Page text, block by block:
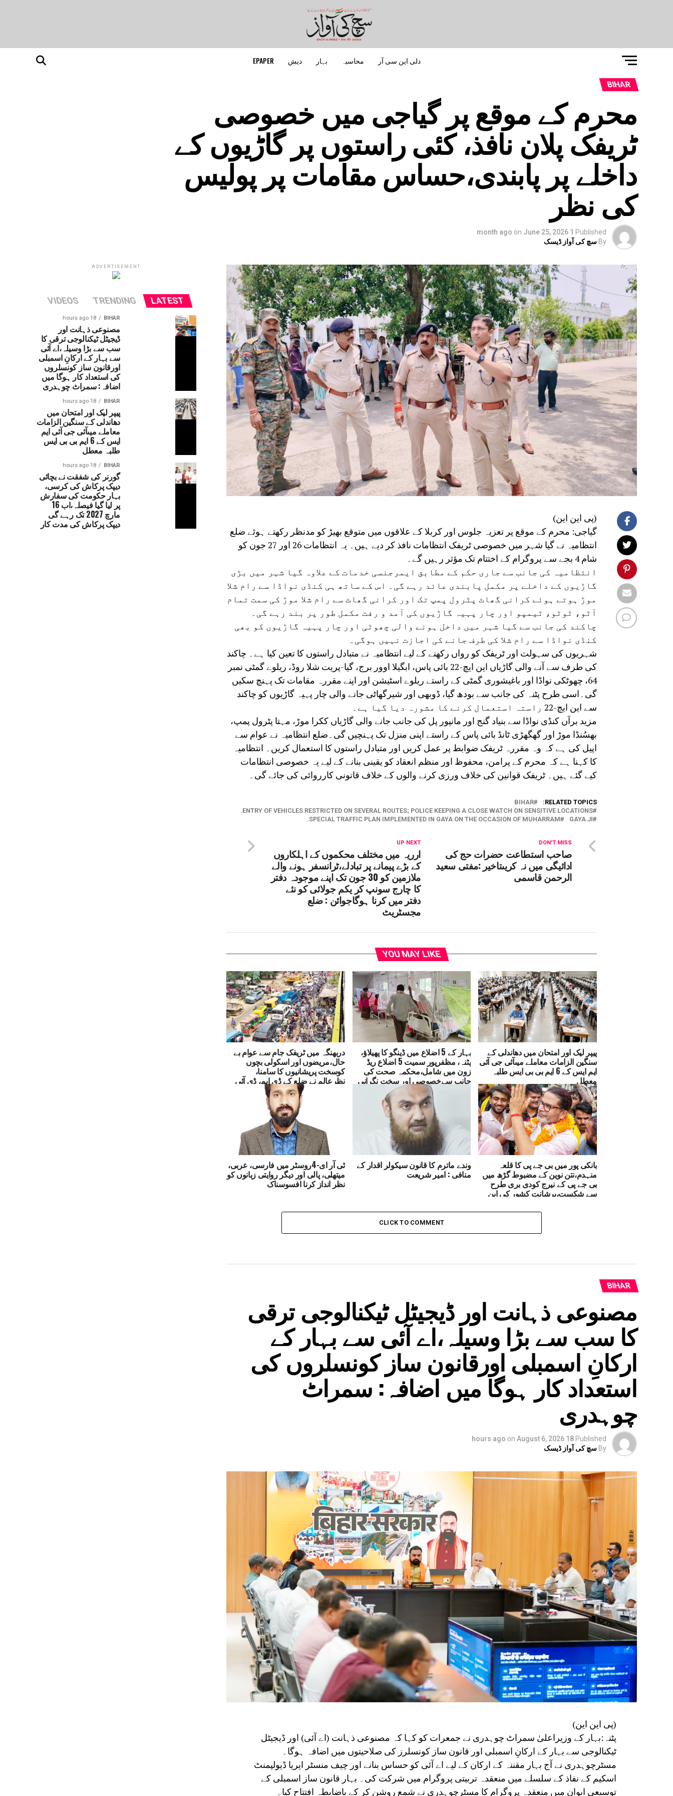
دلی این سی آر محاسبہ بہار دیش EPAPER
BIHAR
محرم کے موقع پر گیاجی میں خصوصی
ٹریفک پلان نافذ، کئی راستوں پر گاڑیوں کے
داخلے پر پابندی،حساس مقامات پر پولیس
کی نظر
Published
1 month ago
on June 25, 2026
By سچ کی آواز ڈیسک
(پی این این)
گیاجی: محرم کے موقع پر تعزیہ جلوس اور کربلا کے علاقوں میں متوقع بھیڑ کو مدنظر رکھتے ہوئے ضلع
انتظامیہ نے گیا شہر میں خصوصی ٹریفک انتظامات نافذ کر دیے ہیں۔ یہ انتظامات 26 اور 27 جون کو
شام 4 بجے سے پروگرام کے اختتام تک مؤثر رہیں گے۔
انتظامیہ کی جانب سے جاری حکم کے مطابق ایمرجنسی خدمات کے علاوہ گیا شہر میں بڑی
گاڑیوں کے داخلے پر مکمل پابندی عائد رہے گی۔ اس کے ساتھ ہی کنڈی نواڈا سے رام شلا
موڑ ہوتے ہوئے کرانی گھاٹ پٹرول پمپ تک اور کرانی گھاٹ سے رام شلا موڑ کی سمت تمام
آٹو، ٹوٹو، ٹیمپو اور چار پہیہ گاڑیوں کی آمد و رفت مکمل طور پر بند رہے گی۔
چاکند کی جانب سے گیا شہر میں داخل ہونے والی چھوٹی اور چار پہیہ گاڑیوں کو بھی
کنڈی نواڈا سے رام شلا کی طرف جانے کی اجازت نہیں ہوگی۔
شہریوں کی سہولت اور ٹریفک کو رواں رکھنے کے لیے انتظامیہ نے متبادل راستوں کا تعین کیا ہے۔ چاکند
کی طرف سے آنے والی گاڑیاں این ایچ-22 بائی پاس، ابگیلا اوور برج، گیا-پریت شلا روڈ، ریلوے گمٹی نمبر
64، چھوٹکی نواڈا اور باغیشوری گمٹی کے راستے ریلوے اسٹیشن اور اپنے مقررہ مقامات تک پہنچ سکیں
گی۔اسی طرح پٹنہ کی جانب سے بودھ گیا، ڈوبھی اور شیرگھاٹی جانے والی چار پہیہ گاڑیوں کو چاکند
سے این ایچ-22 راستہ استعمال کرنے کا مشورہ دیا گیا ہے۔
مزید برآں کنڈی نواڈا سے بنیاد گنج اور مانپور پل کی جانب جانے والی گاڑیاں ککرا موڑ، مہتا پٹرول پمپ،
بھسُنڈا موڑ اور گھگھڑی ٹانڈ بائی پاس کے راستے اپنی منزل تک پہنچیں گی۔ضلع انتظامیہ نے عوام سے
اپیل کی ہے کہ وہ مقررہ ٹریفک ضوابط پر عمل کریں اور متبادل راستوں کا استعمال کریں۔ انتظامیہ
کا کہنا ہے کہ محرم کے پرامن، محفوظ اور منظم انعقاد کو یقینی بنانے کے لیے یہ خصوصی انتظامات
کیے گئے ہیں۔ ٹریفک قوانین کی خلاف ورزی کرنے والوں کے خلاف قانونی کارروائی کی جائے گی۔
RELATED TOPICS:
BIHAR
ENTRY OF VEHICLES RESTRICTED ON SEVERAL ROUTES; POLICE KEEPING A CLOSE WATCH ON SENSITIVE LOCATIONS.
GAYA JI
SPECIAL TRAFFIC PLAN IMPLEMENTED IN GAYA ON THE OCCASION OF MUHARRAM.
UP NEXT
ارریہ میں مختلف محکموں کے اہلکاروں
کے بڑے پیمانے پر تبادلے،ٹرانسفر ہونے والے
ملازمین کو 30 جون تک اپنے موجودہ دفتر
کا چارج سونپ کر یکم جولائی کو نئے
دفتر میں کرنا ہوگاجوائن : ضلع
مجسٹریٹ
DON'T MISS
صاحب استطاعت حضرات حج کی
ادائیگی میں نہ کریںتاخیر :مفتی سعید
الرحمن قاسمی
YOU MAY LIKE
پیپر لیک اور امتحان میں دھاندلی کے
سنگین الزامات معاملے میںآئی جی آئی
ایم ایس کے 6 ایم بی بی ایس طلبہ
معطل
بہار کے 5 اضلاع میں ڈینگو کا پھیلاؤ،
پٹنہ، مظفرپور سمیت 5 اضلاع ریڈ
زون میں شامل،محکمہ صحت کی
جانب سےخصوصی اور سخت نگرانی
کے انتظامات
دربھنگہ میں ٹریفک جام سے عوام بے
حال،مریضوں اور اسکولی بچوں
کوسخت پریشانیوں کا سامنا،
نظرعالم نے ضلع کے ڈی ایم، ڈی آئی
جی اور ایس ایس پی کوبھیجا مکتوب
بانکی پور میں بی جے پی کا قلعہ
منہدم،نتن نوین کے مضبوط گڑھ میں
بی جے پی کے نیرج کودی بری طرح
سے شکست،پرشانت کشور کی این
لیے’اہل اور ایماندار‘ وزیر اعلیٰ منتخب
وندے ماترم کا قانون سیکولر اقدار کے
منافی : امیر شریعت
ٹی آر ای-4روسٹر میں فارسی، عربی،
میتھلی، پالی اور دیگر روایتی زبانوں کو
نظر انداز کرنا افسوسناک
CLICK TO COMMENT
BIHAR
مصنوعی ذہانت اور ڈیجیٹل ٹیکنالوجی ترقی
کا سب سے بڑا وسیلہ،اے آئی سے بہار کے
ارکانِ اسمبلی اورقانون ساز کونسلروں کی
استعداد کار ہوگا میں اضافہ: سمراٹ
چوہدری
Published
18 hours ago
on August 6, 2026
By سچ کی آواز ڈیسک
(پی این این)
پٹنہ:بہار کے وزیراعلیٰ سمراٹ چوہدری نے جمعرات کو کہا کہ مصنوعی ذہانت (اے آئی) اور ڈیجیٹل
ٹیکنالوجی سے بہار کے ارکانِ اسمبلی اور قانون ساز کونسلرز کی صلاحیتوں میں اضافہ ہوگا۔
مسٹرچوہدری نے آج بہار مقننہ کے ارکان کے لیے اے آئی کو حساس بنانے اور چیف منسٹر ایریا ڈیولپمنٹ
اسکیم کے نفاذ کے سلسلے میں منعقدہ تربیتی پروگرام میں شرکت کی۔ بہار قانون ساز اسمبلی کے
توسیعی ایوان میں منعقدہ پروگرام کا مسٹرچوہدری نے شمع روشن کر کے باضابطہ افتتاح کیا۔
ADVERTISEMENT
LATEST
TRENDING
VIDEOS
BIHAR
18 hours ago
مصنوعی ذہانت اور
ڈیجیٹل ٹیکنالوجی ترقی کا
سب سے بڑا وسیلہ،اے آئی
سے بہار کے ارکانِ اسمبلی
اورقانون ساز کونسلروں
کی استعداد کار ہوگا میں
اضافہ: سمراٹ چوہدری
BIHAR
18 hours ago
پیپر لیک اور امتحان میں
دھاندلی کے سنگین الزامات
معاملے میںآئی جی آئی ایم
ایس کے 6 ایم بی بی ایس
طلبہ معطل
BIHAR
18 hours ago
گورنر کی شفقت نے بچائی
دیپک پرکاش کی کرسی،
بہار حکومت کی سفارش
پر لیا گیا فیصلہ،اب 16
مارچ 2027 تک رہے گی
دیپک پرکاش کی مدت کار